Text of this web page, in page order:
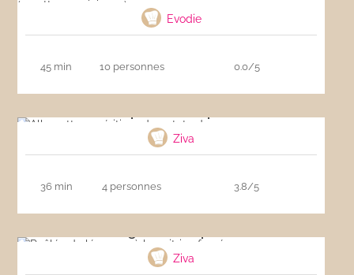
Evodie
45 min 10 personnes 0.0/5
Ziva
36 min 4 personnes 3.8/5
Ziva